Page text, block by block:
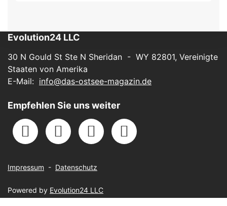
Evolution24 LLC
30 N Gould St Ste N Sheridan - WY 82801, Vereinigte
Staaten von Amerika
E-Mail: info@das-ostsee-magazin.de
Empfehlen Sie uns weiter
Impressum - Datenschutz
Powered by Evolution24 LLC